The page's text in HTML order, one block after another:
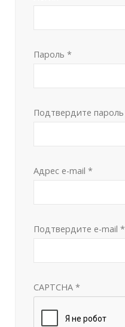
Пароль *
Подтвердите пароль
Адрес e-mail *
Подтвердите e-mail *
CAPTCHA *